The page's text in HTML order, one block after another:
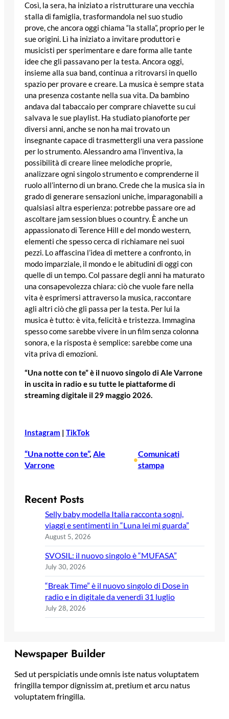
Così, la sera, ha iniziato a ristrutturare una vecchia
stalla di famiglia, trasformandola nel suo studio
prove, che ancora oggi chiama “la stalla”, proprio per le
sue origini. Lì ha iniziato a invitare produttori e
musicisti per sperimentare e dare forma alle tante
idee che gli passavano per la testa. Ancora oggi,
insieme alla sua band, continua a ritrovarsi in quello
spazio per provare e creare. La musica è sempre stata
una presenza costante nella sua vita. Da bambino
andava dal tabaccaio per comprare chiavette su cui
salvava le sue playlist. Ha studiato pianoforte per
diversi anni, anche se non ha mai trovato un
insegnante capace di trasmettergli una vera passione
per lo strumento. Alessandro ama l’inventiva, la
possibilità di creare linee melodiche proprie,
analizzare ogni singolo strumento e comprenderne il
ruolo all’interno di un brano. Crede che la musica sia in
grado di generare sensazioni uniche, imparagonabili a
qualsiasi altra esperienza: potrebbe passare ore ad
ascoltare jam session blues o country. È anche un
appassionato di Terence Hill e del mondo western,
elementi che spesso cerca di richiamare nei suoi
pezzi. Lo affascina l’idea di mettere a confronto, in
modo imparziale, il mondo e le abitudini di oggi con
quelle di un tempo. Col passare degli anni ha maturato
una consapevolezza chiara: ciò che vuole fare nella
vita è esprimersi attraverso la musica, raccontare
agli altri ciò che gli passa per la testa. Per lui la
musica è tutto: è vita, felicità e tristezza. Immagina
spesso come sarebbe vivere in un film senza colonna
sonora, e la risposta è semplice: sarebbe come una
vita priva di emozioni.
“Una notte con te” è il nuovo singolo di Ale Varrone
in uscita in radio e su tutte le piattaforme di
streaming digitale il 29 maggio 2026.
Instagram | TikTok
“Una notte con te”, Ale
Varrone
•
Comunicati
stampa
Recent Posts
Selly baby modella Italia racconta sogni,
viaggi e sentimenti in “Luna lei mi guarda”
August 5, 2026
SVOSIL: il nuovo singolo è “MUFASA”
July 30, 2026
“Break Time” è il nuovo singolo di Dose in
radio e in digitale da venerdì 31 luglio
July 28, 2026
Newspaper Builder
Sed ut perspiciatis unde omnis iste natus voluptatem
fringilla tempor dignissim at, pretium et arcu natus
voluptatem fringilla.